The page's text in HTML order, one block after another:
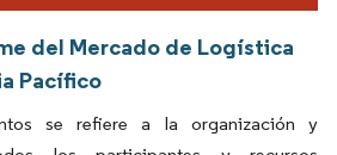
del Mercado de Logística
Pacífico
se refiere a la organización y